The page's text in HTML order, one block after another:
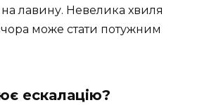
лавину. Невелика хвиля
може стати потужним
ескалацію?